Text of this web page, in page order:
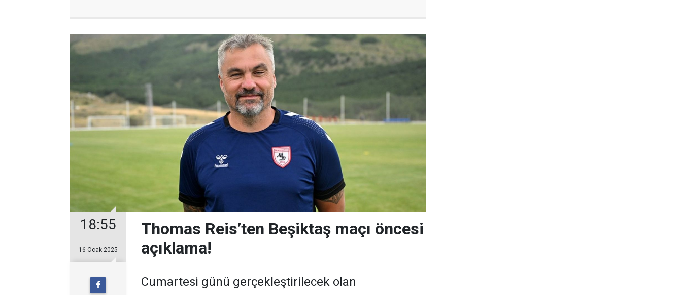
18:55
16 Ocak 2025
Thomas Reis’ten Beşiktaş maçı öncesi
açıklama!
Cumartesi günü gerçekleştirilecek olan